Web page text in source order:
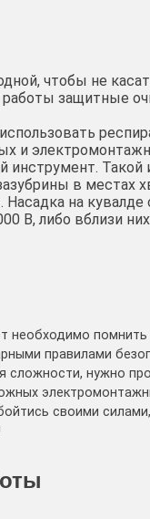
чтобы не
работы защитные
и
инструмент.
в местах
на кувалде
В, либо вблизи
необходимо
правилами
сложности, нужно
своими